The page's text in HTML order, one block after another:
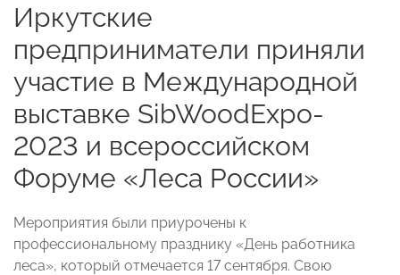
Иркутские
предприниматели приняли
участие в Международной
выставке SibWoodExpo-
2023 и всероссийском
Форуме «Леса России»
Мероприятия были приурочены к
профессиональному празднику «День работника
леса», который отмечается 17 сентября. Свою